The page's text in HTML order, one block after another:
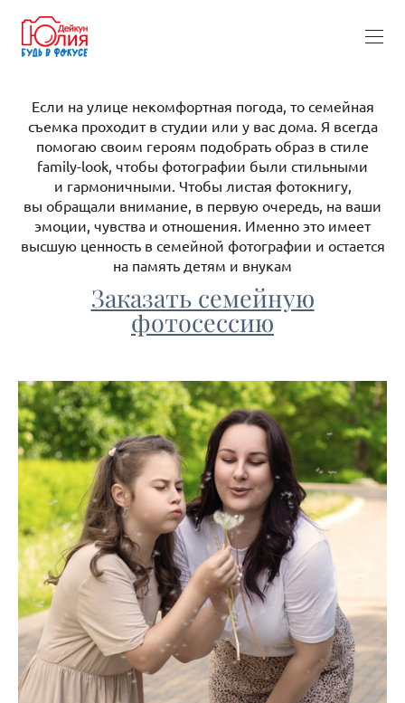
Если на улице некомфортная погода, то семейная
съемка проходит в студии или у вас дома. Я всегда
помогаю своим героям подобрать образ в стиле
family-look, чтобы фотографии были стильными
и гармоничными. Чтобы листая фотокнигу,
вы обращали внимание, в первую очередь, на ваши
эмоции, чувства и отношения. Именно это имеет
высшую ценность в семейной фотографии и остается
на память детям и внукам
Заказать семейную
фотосессию